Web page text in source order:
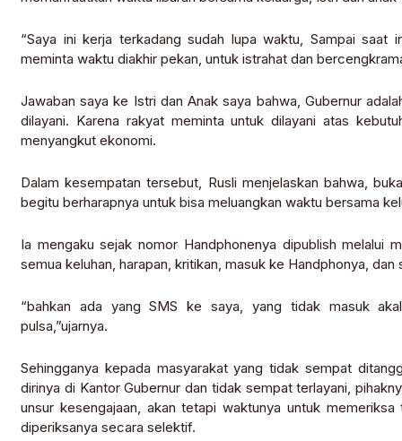
“Saya ini kerja terkadang sudah lupa waktu, Sampai
meminta waktu diakhir pekan, untuk istrahat dan
Jawaban saya ke Istri dan Anak saya bahwa, Gubernur
dilayani. Karena rakyat meminta untuk dilayani atas
menyangkut ekonomi.
Dalam kesempatan tersebut, Rusli menjelaskan bahwa,
begitu berharapnya untuk bisa meluangkan waktu bersama
Ia mengaku sejak nomor Handphonenya dipublish
semua keluhan, harapan, kritikan, masuk ke Handphonya, dan
“bahkan ada yang SMS ke saya, yang tidak masuk
pulsa,”ujarnya.
Sehingganya kepada masyarakat yang tidak sempat
dirinya di Kantor Gubernur dan tidak sempat terlayani,
unsur kesengajaan, akan tetapi waktunya untuk
diperiksanya secara selektif.